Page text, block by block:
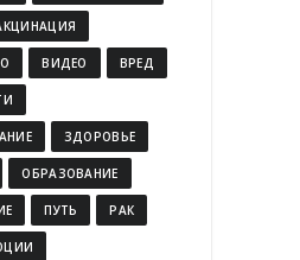
ВИДЕО ВРЕД
ЗДОРОВЬЕ
ОБРАЗОВАНИЕ
ПУТЬ РАК